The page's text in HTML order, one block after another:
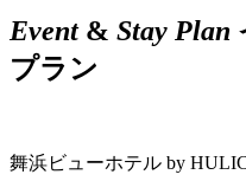
Event& Stay Plan
プラン
舞浜ビューホテル by